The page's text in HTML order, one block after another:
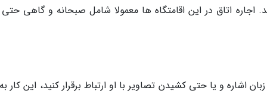
اجاره اتاق در این اقامتگاه ها معمولا شامل صبحانه و گاهی
اشاره و یا حتی کشیدن تصاویر با او ارتباط برقرار کنید، این کار